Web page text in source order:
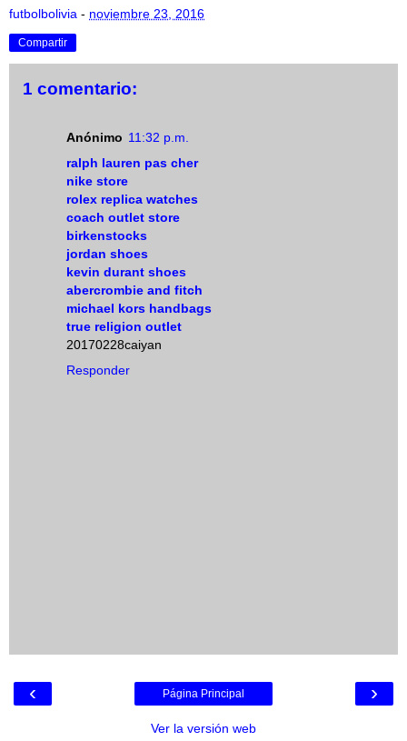
futbolbolivia - noviembre 23, 2016
Compartir
1 comentario:
Anónimo 11:32 p.m.
ralph lauren pas cher
nike store
rolex replica watches
coach outlet store
birkenstocks
jordan shoes
kevin durant shoes
abercrombie and fitch
michael kors handbags
true religion outlet
20170228caiyan
Responder
‹ ›
Página Principal
Ver la versión web